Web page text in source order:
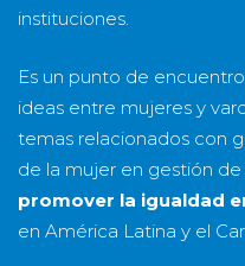
instituciones.
Es un punto de
ideas entre mujeres y
temas relacionados con
de la mujer en gestión de
promover la igualdad
en América Latina y el